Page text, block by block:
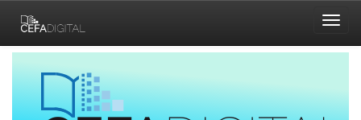
navigation